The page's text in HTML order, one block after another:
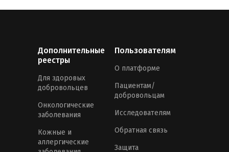
Дополнительные
реестры
Для здоровых
добровольцев
Онкологические
заболевания
Кожные и
аллергические
Пользователям
О платформе
Пациентам/
добровольцам
Исследователям
Обратная связь
Защита